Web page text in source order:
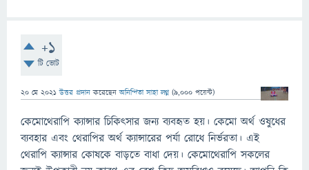
+1
টি ভোট
20 মে 2021 উত্তর প্রদান করেছেনঅনিন্দিতা সাহা লগ্ন (9,000 পয়েন্ট)
কেমোথেরাপি ক্যান্সার চিকিৎসার জন্য ব্যবহৃত হয়। কেমো অর্থ ওষুধের
ব্যবহার এবং থেরাপির অর্থ ক্যান্সারের পর্যা রোধে নির্ভরতা। এই
থেরাপি ক্যান্সার কোষকে বাড়তে বাধা দেয়। কেমোথেরাপি সকলের